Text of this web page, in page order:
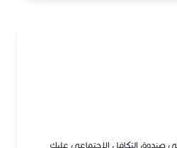
صندوق التكافل الاجتماعي عليك